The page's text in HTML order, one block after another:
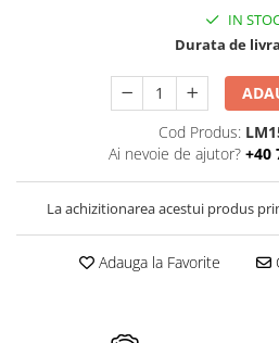
SETURI CHIUVETA DE BUCATARIE SI
BATERIE
SIFOANE MONARCH
SITE / COSURI INOX
IN
Durata de
Cod Produs:
Ai nevoie de ajutor? +40
La achizitionarea acestui produs
Adauga la Favorite